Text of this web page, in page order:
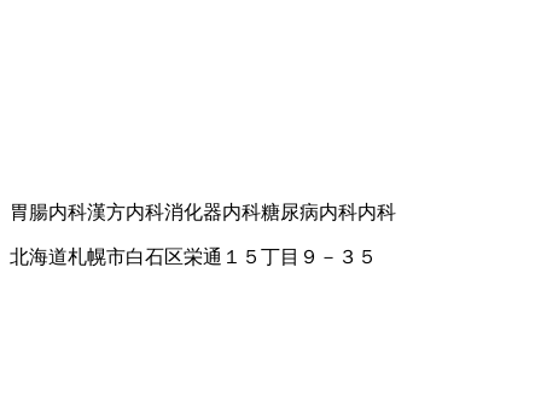
胃腸内科漢方内科消化器内科糖尿病内科内科
北海道札幌市白石区栄通１５丁目９－３５